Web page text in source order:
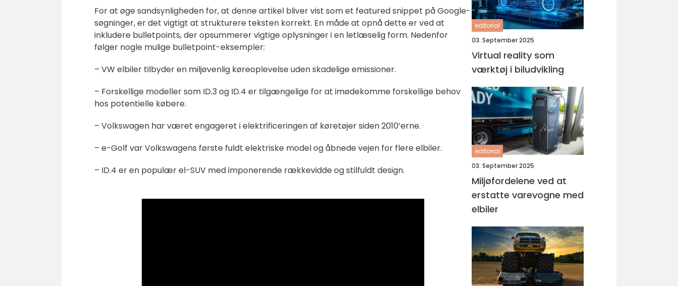
For at øge sandsynligheden for, at denne artikel bliver vist som et featured snippet på Google-
søgninger, er det vigtigt at strukturere teksten korrekt. En måde at opnå dette er ved at
inkludere bulletpoints, der opsummerer vigtige oplysninger i en letlæselig form. Nedenfor
følger nogle mulige bulletpoint-eksempler:
– VW elbiler tilbyder en miljøvenlig køreoplevelse uden skadelige emissioner.
– Forskellige modeller som ID.3 og ID.4 er tilgængelige for at imødekomme forskellige behov
hos potentielle købere.
– Volkswagen har været engageret i elektrificeringen af køretøjer siden 2010’erne.
– e-Golf var Volkswagens første fuldt elektriske model og åbnede vejen for flere elbiler.
– ID.4 er en populær el-SUV med imponerende rækkevidde og stilfuldt design.
editorial
03. September 2025
Virtual reality som
værktøj i biludvikling
editorial
03. September 2025
Miljøfordelene ved at
erstatte varevogne med
elbiler